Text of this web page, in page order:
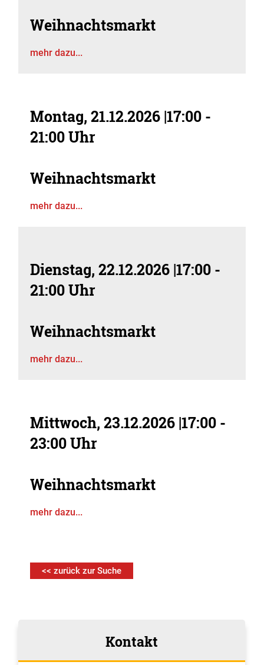
Weihnachtsmarkt
mehr dazu...
Montag, 21.12.2026 |17:00 -
21:00 Uhr
Weihnachtsmarkt
mehr dazu...
Dienstag, 22.12.2026 |17:00 -
21:00 Uhr
Weihnachtsmarkt
mehr dazu...
Mittwoch, 23.12.2026 |17:00 -
23:00 Uhr
Weihnachtsmarkt
mehr dazu...
<< zurück zur Suche
Kontakt